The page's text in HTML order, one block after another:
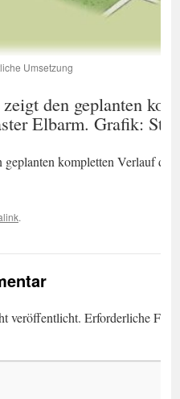
Umsetzung
den geplanten
Elbarm. Grafik:
kompletten Verlauf
.
veröffentlicht. Erforderliche